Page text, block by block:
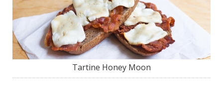
Tartine Honey Moon